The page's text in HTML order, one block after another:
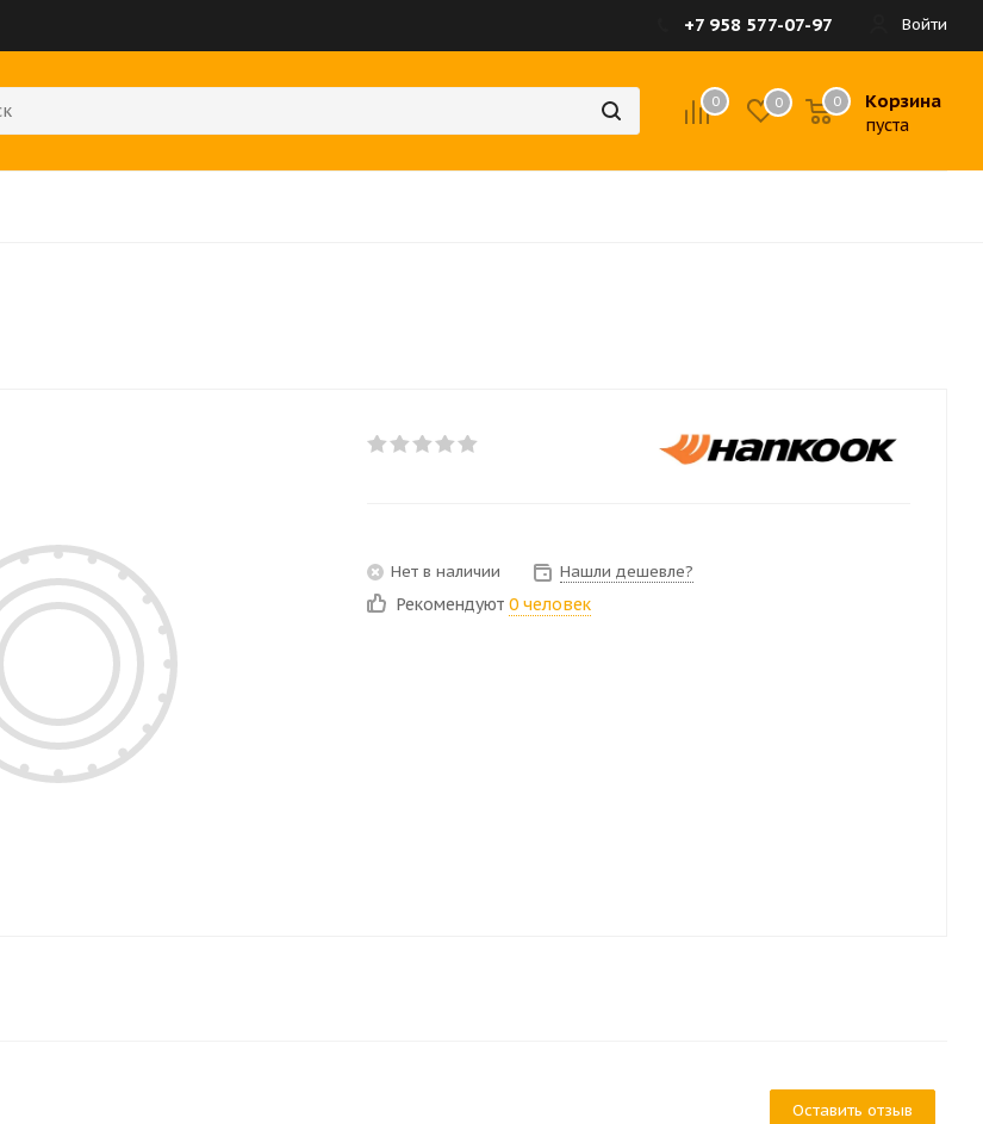
Войти
+7 958 577-07-97
0 0 Корзина
пуста
0
Нет в наличии Нашли дешевле?
Рекомендуют 0 человек
Оставить отзыв